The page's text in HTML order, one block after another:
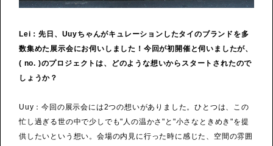
Lei：先日、Uuyちゃんがキュレーションしたタイのブランドを多
数集めた展示会にお伺いしました！今回が初開催と伺いましたが、
( no. )のプロジェクトは、どのような想いからスタートされたので
しょうか？
Uuy：今回の展示会には2つの想いがありました。ひとつは、この
忙し過ぎる世の中で少しでも"人の温かさ"と"小さなときめき"を提
供したいという想い。会場の内見に行った時に感じた、空間の雰囲